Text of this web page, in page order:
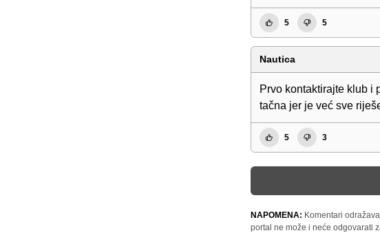
5 5
Nautica
Prvo kontaktirajte klub i
tačna jer je već sve
5 3
NAPOMENA: Komentari
portal ne može i neće odgovarati